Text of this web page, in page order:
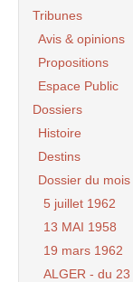
Tribunes
Avis & opinions
Propositions
Espace Public
Dossiers
Histoire
Destins
Dossier du mois
5 juillet 1962
13 MAI 1958
19 mars 1962
ALGER - du